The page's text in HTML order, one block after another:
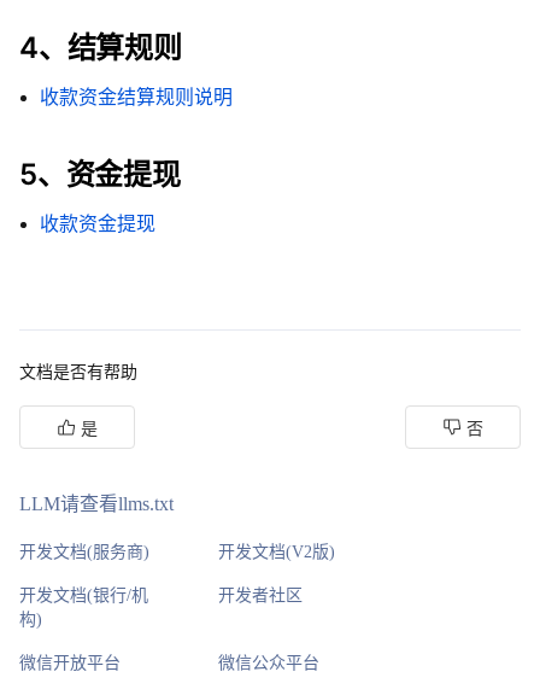
4、结算规则
收款资金结算规则说明
5、资金提现
收款资金提现
文档是否有帮助
是 否
LLM请查看llms.txt
开发文档(服务商) 开发文档(V2版)
开发文档(银行/机
构)
开发者社区
微信开放平台 微信公众平台